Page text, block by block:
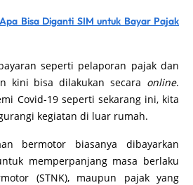
Bisa Diganti SIM untuk Bayar Pajak
seperti pelaporan pajak dan
kini bisa dilakukan secara online.
Covid-19 seperti sekarang ini, kita
kegiatan di luar rumah.
bermotor biasanya dibayarkan
memperpanjang masa berlaku
(STNK), maupun pajak yang